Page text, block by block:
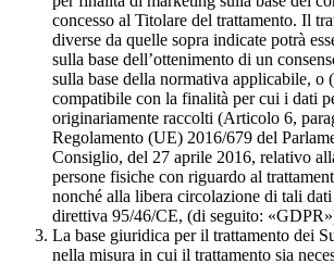
concesso al Titolare del trattamento. Il
diverse da quelle sopra indicate potrà
sulla base dell’ottenimento di un
sulla base della normativa applicabile, o
compatibile con la finalità per cui i dati
originariamente raccolti (Articolo 6,
Regolamento (UE) 2016/679 del
Consiglio, del 27 aprile 2016, relativo
persone fisiche con riguardo al
nonché alla libera circolazione di tali dati
direttiva 95/46/CE, (di seguito:
La base giuridica per il trattamento dei
nella misura in cui il trattamento sia